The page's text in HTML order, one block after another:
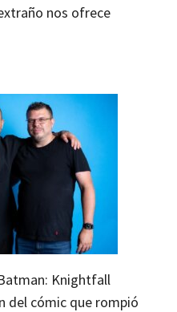
nos ofrece
Knightfall
del cómic que rompió